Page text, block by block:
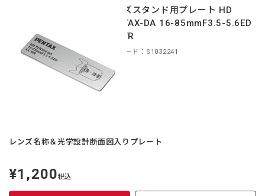
レンズスタンド用プレート HD
PENTAX-DA 16-85mmF3.5-5.6ED
DC WR
商品コード：S1032241
レンズ名称＆光学設計断面図入りプレート
定
価
¥1,200税込